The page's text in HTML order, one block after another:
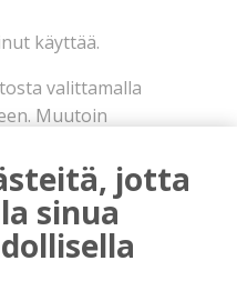
käyttää.
valittamalla
Muutoin
jotta
sinua